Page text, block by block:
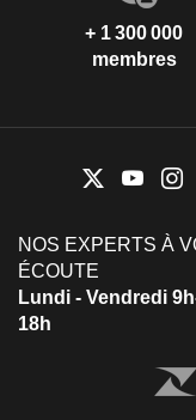
+ 1 300 000
membres
NOS EXPERTS À
ÉCOUTE
Lundi - Vendredi
18h